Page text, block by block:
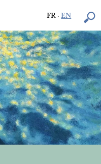
FR·EN